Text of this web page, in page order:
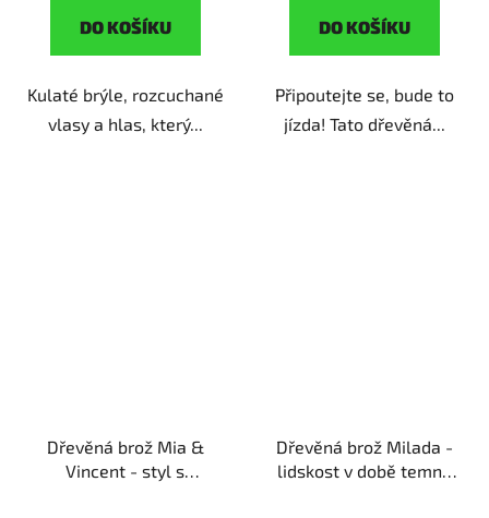
DO KOŠÍKU
Kulaté brýle, rozcuchané
vlasy a hlas, který...
DO KOŠÍKU
Připoutejte se, bude to
jízda! Tato dřevěná...
Dřevěná brož Mia &
Vincent - styl s
Dřevěná brož Milada -
lidskost v době temna